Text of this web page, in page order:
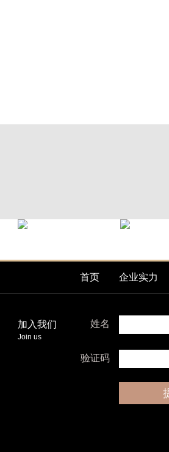
首页 企业实力
加入我们
Join us
姓名
验证码